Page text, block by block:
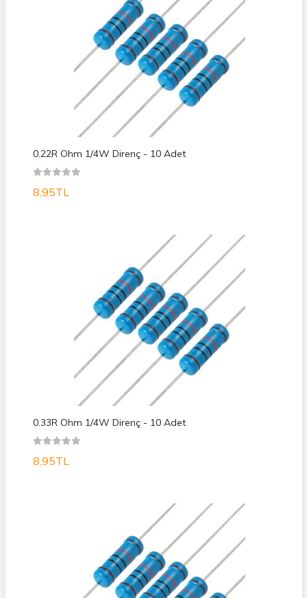
0.22R Ohm 1/4W Direnç - 10 Adet
8,95TL
0.33R Ohm 1/4W Direnç - 10 Adet
8,95TL